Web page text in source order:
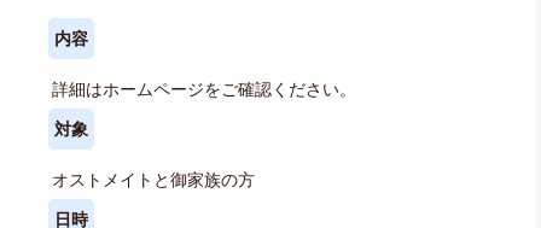
内容
詳細はホームページをご確認ください。
対象
オストメイトと御家族の方
日時